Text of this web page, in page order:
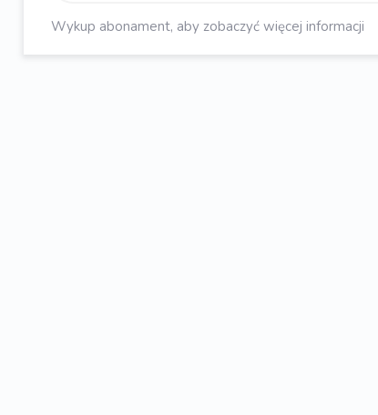
Wykup abonament, aby zobaczyć więcej informacji